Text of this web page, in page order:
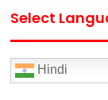
Select
Hindi